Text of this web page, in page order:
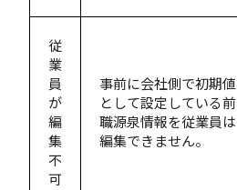
従
業
員
が
編
集
不
可
事前に会社側で初期値
として設定している前
職源泉情報を従業員は
編集できません。